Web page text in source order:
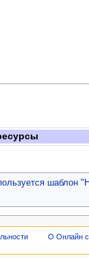
шаблон
О Онлайн